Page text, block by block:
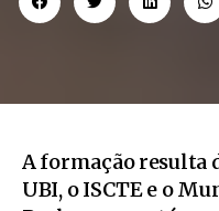
A formação resulta
UBI, o ISCTE e o